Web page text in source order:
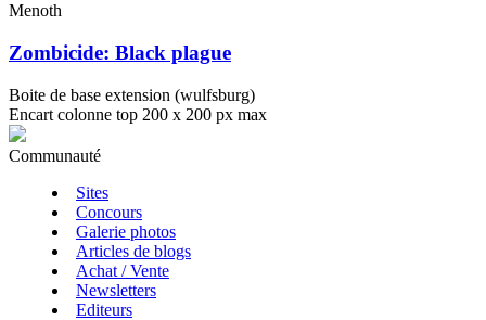
Menoth
Zombicide: Black plague
Boite de base extension (wulfsburg)
Encart colonne top 200 x 200 px max
Communauté
Sites
Concours
Galerie photos
Articles de blogs
Achat / Vente
Newsletters
Editeurs